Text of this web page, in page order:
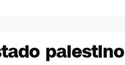
palestino